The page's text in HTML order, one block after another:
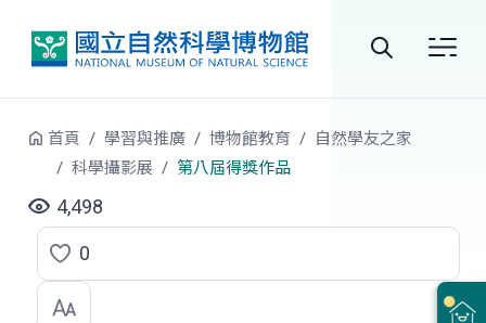
站
首頁 學習與推廣 博物館教育
自然學友之家
科學攝影展
第八屆得獎作品
4,498
點
選
0